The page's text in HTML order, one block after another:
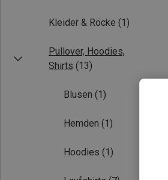
Kleider & Röcke (1)
Pullover, Hoodies,
Shirts (13)
Blusen (1)
Hemden (1)
Hoodies (1)